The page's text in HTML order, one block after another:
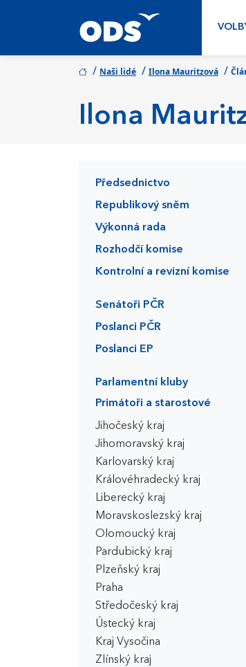
/ Naši lidé / Ilona Mauritzová /
Ilona
Předsednictvo
Republikový sněm
Výkonná rada
Rozhodčí komise
Kontrolní a revizní komise
Senátoři PČR
Poslanci PČR
Poslanci EP
Parlamentní kluby
Primátoři a starostové
Jihočeský kraj
Jihomoravský kraj
Karlovarský kraj
Královéhradecký kraj
Liberecký kraj
Moravskoslezský kraj
Olomoucký kraj
Pardubický kraj
Plzeňský kraj
Praha
Středočeský kraj
Ústecký kraj
Kraj Vysočina
Zlínský kraj